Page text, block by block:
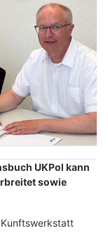
UKPol kann
sowie